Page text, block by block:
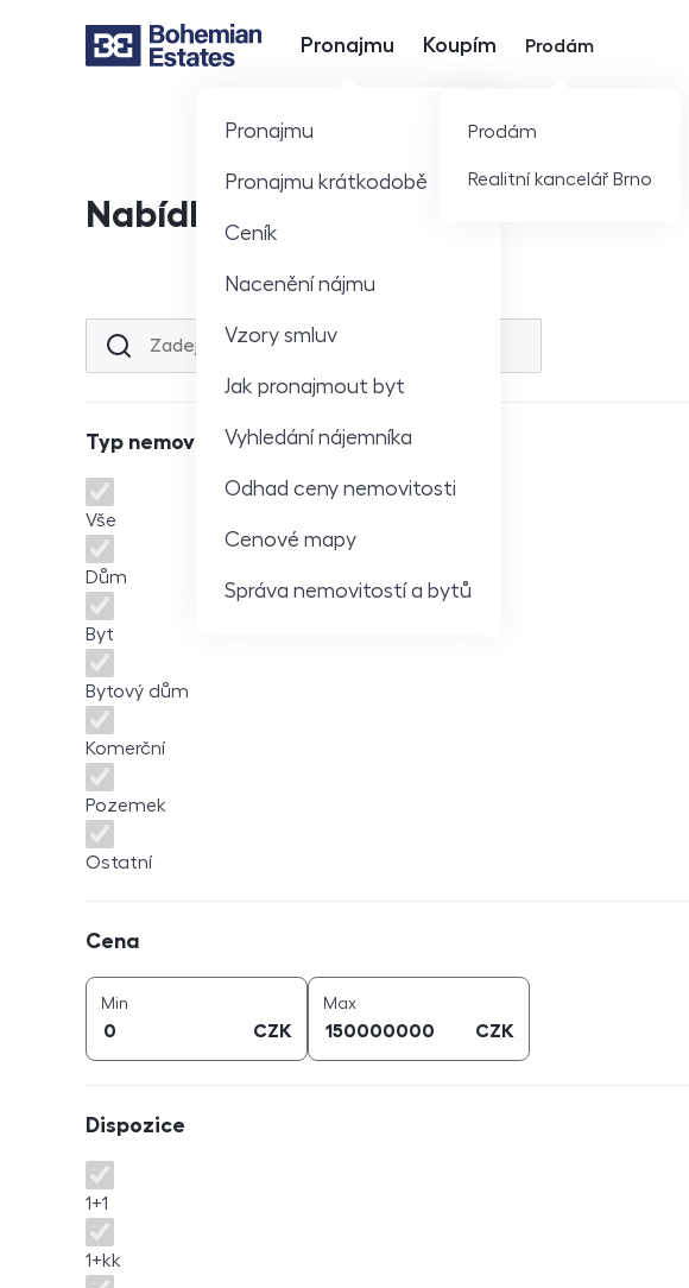
Hlavní nabídka
Pronajmu
Pronajmu
Pronajmu krátkodobě
Ceník
Nacenění nájmu
Vzory smluv
Jak pronajmout byt
Vyhledání nájemníka
Odhad ceny nemovitosti
Cenové mapy
Správa nemovitostí a bytů
Koupím Prodám
Prodám
Realitní kancelář Brno
Nabídka nemovitostí
Lokalita nebo ulice
Typ nemovitosti
Typ nemovitosti
Vše
Dům
Byt
Bytový dům
Komerční
Pozemek
Ostatní
Cena
Min
CZK
Maxcena (
CZK
Dispozice
Dispozice
1+1
1+kk